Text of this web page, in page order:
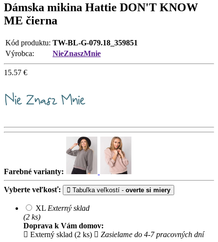
Dámska mikina Hattie DON'T KNOW
ME čierna
Kód produktu: TW-BL-G-079.18_359851
Výrobca:
NieZnaszMnie
15.57 €
Farebné varianty:
Vyberte veľkosť: Tabuľka veľkostí - overte si miery
XL Externý sklad
(2 ks)
Doprava k Vám domov:
Externý sklad (2 ks)
Zasielame do 4-7 pracovných dní